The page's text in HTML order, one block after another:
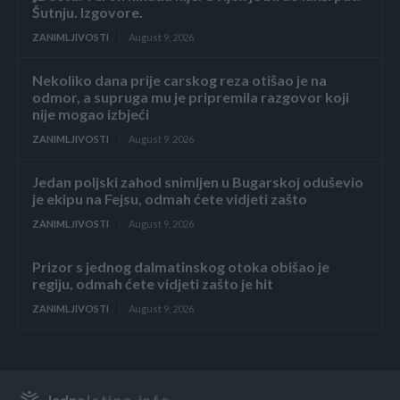
Šutnju. Izgovore.
ZANIMLJIVOSTI August 9, 2026
Nekoliko dana prije carskog reza otišao je na
odmor, a supruga mu je pripremila razgovor koji
nije mogao izbjeći
ZANIMLJIVOSTI August 9, 2026
Jedan poljski zahod snimljen u Bugarskoj oduševio
je ekipu na Fejsu, odmah ćete vidjeti zašto
ZANIMLJIVOSTI August 9, 2026
Prizor s jednog dalmatinskog otoka obišao je
regiju, odmah ćete vidjeti zašto je hit
ZANIMLJIVOSTI August 9, 2026